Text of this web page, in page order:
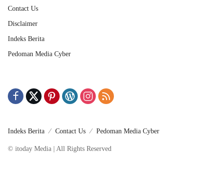
Contact Us
Disclaimer
Indeks Berita
Pedoman Media Cyber
Indeks Berita Contact Us Pedoman Media Cyber
© itoday Media | All Rights Reserved